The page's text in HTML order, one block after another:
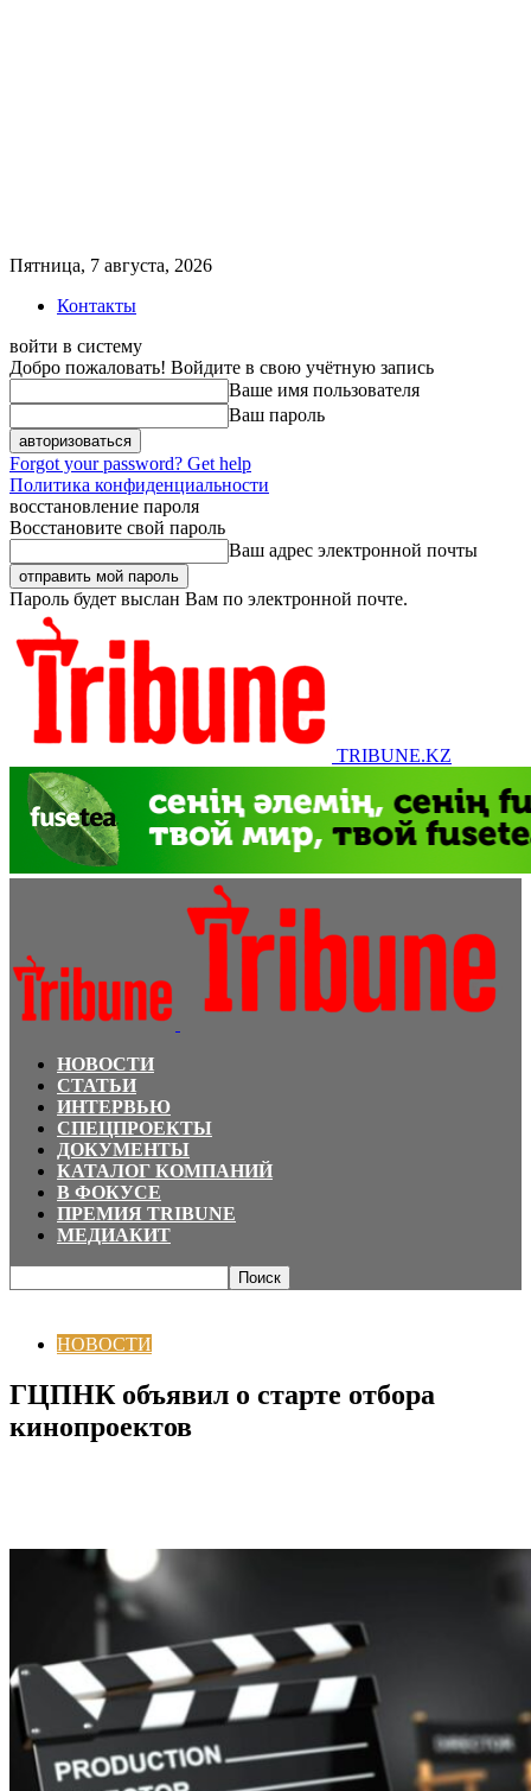
Пятница, 7 августа, 2026
Контакты
войти в систему
Добро пожаловать! Войдите в свою учётную запись
Ваше имя пользователя
Ваш пароль
Forgot your password? Get help
Политика конфиденциальности
восстановление пароля
Восстановите свой пароль
Ваш адрес электронной почты
Пароль будет выслан Вам по электронной почте.
TRIBUNE.KZ
НОВОСТИ
СТАТЬИ
ИНТЕРВЬЮ
СПЕЦПРОЕКТЫ
ДОКУМЕНТЫ
КАТАЛОГ КОМПАНИЙ
В ФОКУСЕ
ПРЕМИЯ TRIBUNE
МЕДИАКИТ
НОВОСТИ
ГЦПНК объявил о старте отбора
кинопроектов